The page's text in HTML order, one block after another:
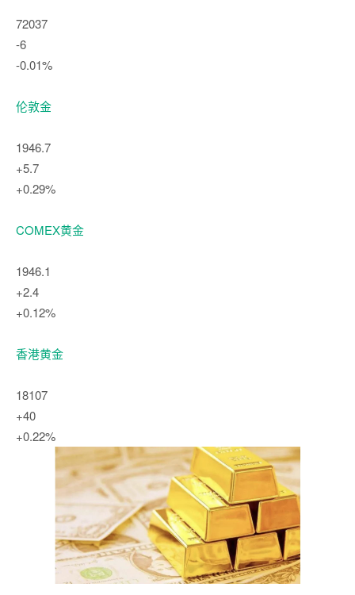
72037
-6
-0.01%
伦敦金
1946.7
+5.7
+0.29%
COMEX黄金
1946.1
+2.4
+0.12%
香港黄金
18107
+40
+0.22%